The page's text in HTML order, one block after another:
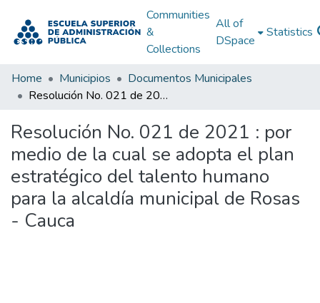
Communities
&
Collections
All of
DSpace
Statistics
Home Municipios
Documentos Municipales
Resolución No. 021 de 2021 : por medio de la cual se adopta el plan estratégico del talento humano para la alcaldía municipal de Rosas - Cauca
Resolución No. 021 de 2021 : por
medio de la cual se adopta el plan
estratégico del talento humano
para la alcaldía municipal de Rosas
- Cauca